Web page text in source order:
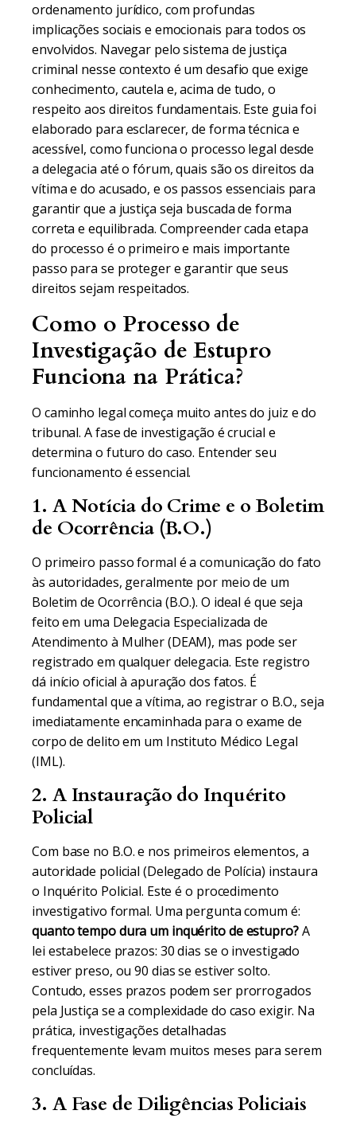
ordenamento jurídico, com profundas
implicações sociais e emocionais para todos os
envolvidos. Navegar pelo sistema de justiça
criminal nesse contexto é um desafio que exige
conhecimento, cautela e, acima de tudo, o
respeito aos direitos fundamentais. Este guia foi
elaborado para esclarecer, de forma técnica e
acessível, como funciona o processo legal desde
a delegacia até o fórum, quais são os direitos da
vítima e do acusado, e os passos essenciais para
garantir que a justiça seja buscada de forma
correta e equilibrada. Compreender cada etapa
do processo é o primeiro e mais importante
passo para se proteger e garantir que seus
direitos sejam respeitados.
Como o Processo de
Investigação de Estupro
Funciona na Prática?
O caminho legal começa muito antes do juiz e do
tribunal. A fase de investigação é crucial e
determina o futuro do caso. Entender seu
funcionamento é essencial.
1. A Notícia do Crime e o Boletim
de Ocorrência (B.O.)
O primeiro passo formal é a comunicação do fato
às autoridades, geralmente por meio de um
Boletim de Ocorrência (B.O.). O ideal é que seja
feito em uma Delegacia Especializada de
Atendimento à Mulher (DEAM), mas pode ser
registrado em qualquer delegacia. Este registro
dá início oficial à apuração dos fatos. É
fundamental que a vítima, ao registrar o B.O., seja
imediatamente encaminhada para o exame de
corpo de delito em um Instituto Médico Legal
(IML).
2. A Instauração do Inquérito
Policial
Com base no B.O. e nos primeiros elementos, a
autoridade policial (Delegado de Polícia) instaura
o Inquérito Policial. Este é o procedimento
investigativo formal. Uma pergunta comum é:
quanto tempo dura um inquérito de estupro?A
lei estabelece prazos: 30 dias se o investigado
estiver preso, ou 90 dias se estiver solto.
Contudo, esses prazos podem ser prorrogados
pela Justiça se a complexidade do caso exigir. Na
prática, investigações detalhadas
frequentemente levam muitos meses para serem
concluídas.
3. A Fase de Diligências Policiais